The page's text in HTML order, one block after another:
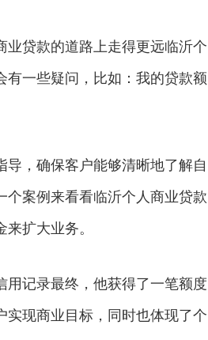
业贷款的道路上走得更远临沂个
有一些疑问，比如：我的贷款额
，确保客户能够清晰地了解自
个案例来看看临沂个人商业贷款
扩大业务。
用记录最终，他获得了一笔额度
实现商业目标，同时也体现了个